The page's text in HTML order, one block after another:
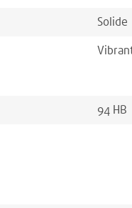
Solide
94 HB